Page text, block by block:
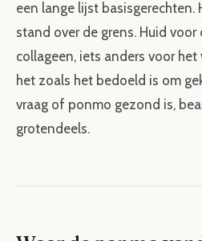
een lange lijst basisgerechten.
stand over de grens. Huid
collageen, iets anders voor
het zoals het bedoeld is om
vraag of ponmo gezond is,
grotendeels.